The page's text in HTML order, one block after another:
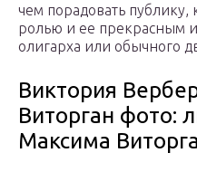
чем порадовать
ролью и ее прекрасным
олигарха или обычного
Виктория
Виторган фото:
Максима